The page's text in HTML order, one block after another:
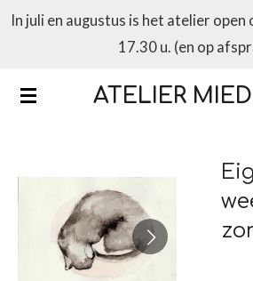
Ga
de
ATELIER
In juli en augustus is het atelier
17.30 u. (en op